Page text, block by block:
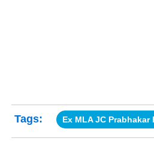
Tags: Ex MLA JC Prabhakar